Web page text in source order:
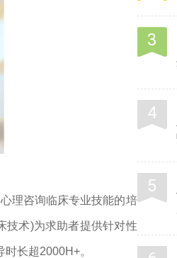
理咨询临床专业技能的培
技术)为求助者提供针对性
长超2000H+。